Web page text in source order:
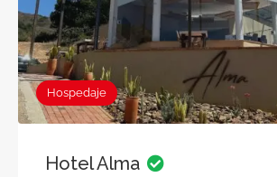
Hospedaje
Hotel Alma